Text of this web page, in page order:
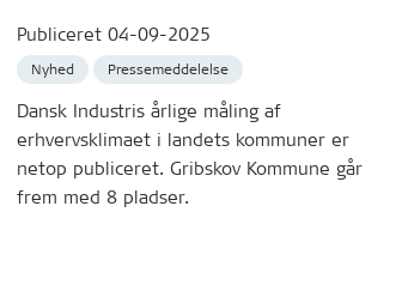
Publiceret 04-09-2025
Nyhed Pressemeddelelse
Dansk Industris årlige måling af
erhvervsklimaet i landets kommuner er
netop publiceret. Gribskov Kommune går
frem med 8 pladser.